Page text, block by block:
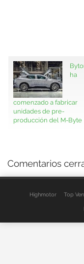
ha
comenzado a fabricar
unidades de pre-
producción del M-Byte
Comentarios
Highmotor Top